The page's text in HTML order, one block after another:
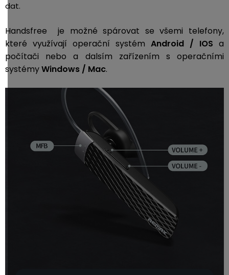
dat.
Handsfree je možné spárovat se všemi telefony,
které využívají operační systém Android / IOS a
počítači nebo a dalsím zařízením s operačními
systémyWindows / Mac.